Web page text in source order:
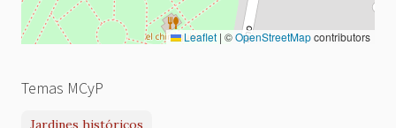
Leaflet | ©OpenStreetMapcontributors
Temas MCyP
Jardines históricos